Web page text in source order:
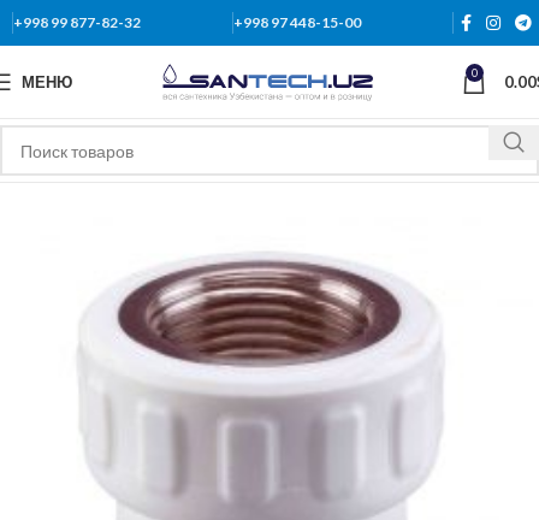
+998 99 877-82-32 +998 97 448-15-00
МЕНЮ 0 0.00